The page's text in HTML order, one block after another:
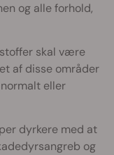
og alle forhold,
skal være
af disse områder
eller
dyrkere med at
og